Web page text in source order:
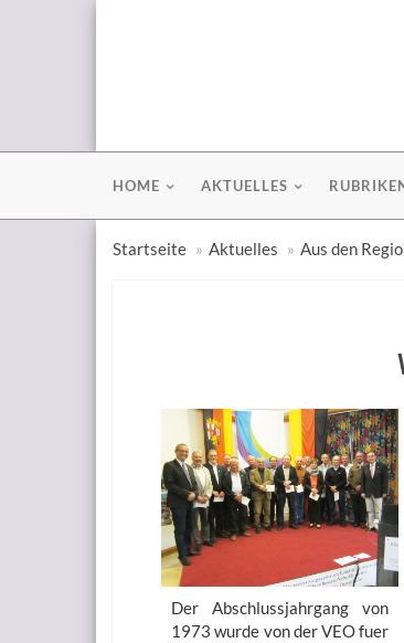
HOME AKTUELLES
Startseite Aktuelles Aus den
Der Abschlussjahrgang von
1973 wurde von der VEO fuer